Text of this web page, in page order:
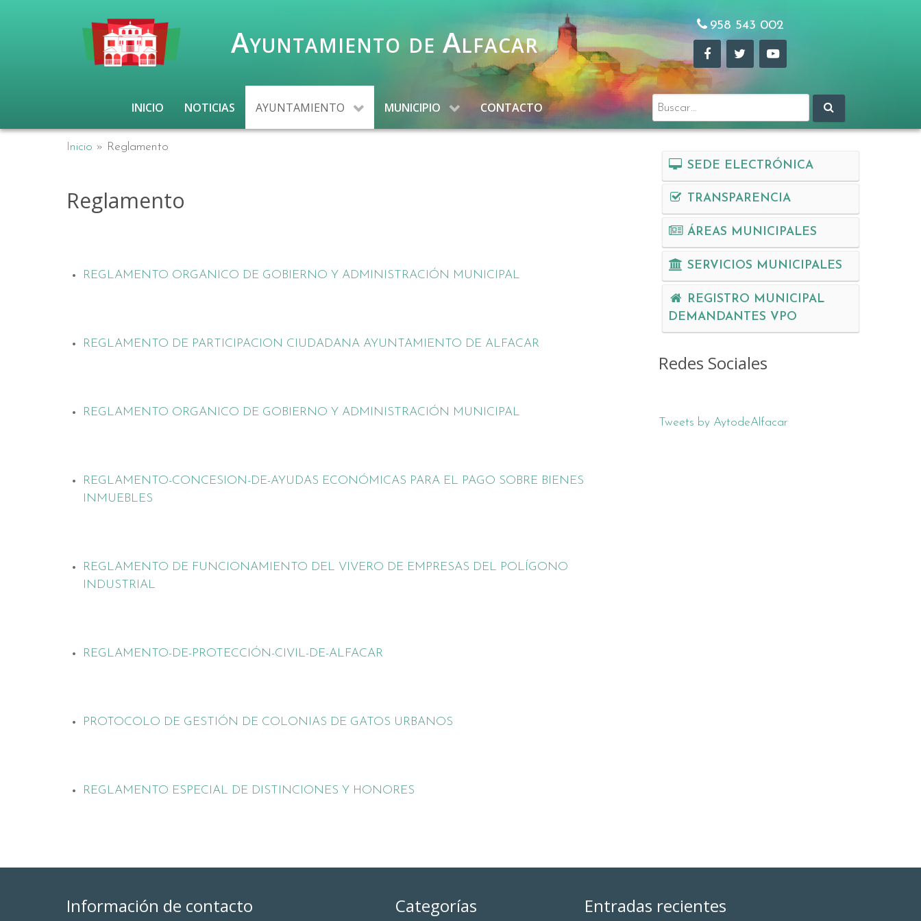
Ayuntamiento de Alfacar 958 543 002
INICIO NOTICIAS AYUNTAMIENTO MUNICIPIO CONTACTO Buscar:
Inicio » Reglamento
Reglamento
REGLAMENTO ORGANICO DE GOBIERNO Y ADMINISTRACIÓN MUNICIPAL
REGLAMENTO DE PARTICIPACION CIUDADANA AYUNTAMIENTO DE ALFACAR
REGLAMENTO ORGANICO DE GOBIERNO Y ADMINISTRACIÓN MUNICIPAL
REGLAMENTO-CONCESION-DE-AYUDAS ECONÓMICAS PARA EL PAGO SOBRE BIENES
INMUEBLES
REGLAMENTO DE FUNCIONAMIENTO DEL VIVERO DE EMPRESAS DEL POLÍGONO
INDUSTRIAL
REGLAMENTO-DE-PROTECCIÓN-CIVIL-DE-ALFACAR
PROTOCOLO DE GESTIÓN DE COLONIAS DE GATOS URBANOS
REGLAMENTO ESPECIAL DE DISTINCIONES Y HONORES
SEDE ELECTRÓNICA
TRANSPARENCIA
ÁREAS MUNICIPALES
SERVICIOS MUNICIPALES
REGISTRO MUNICIPAL
DEMANDANTES VPO
Redes Sociales
Tweets by AytodeAlfacar
Información de contacto Categorías Entradas recientes